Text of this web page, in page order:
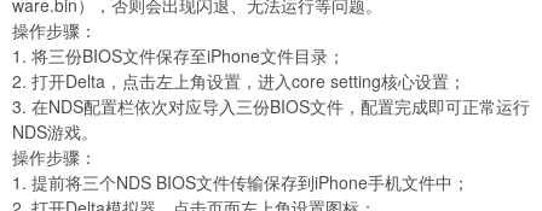
ware.bin），否则会出现闪退、无法运行等问题。
操作步骤：
1. 将三份BIOS文件保存至iPhone文件目录；
2. 打开Delta，点击左上角设置，进入core setting核心设置；
3. 在NDS配置栏依次对应导入三份BIOS文件，配置完成即可正常运行
NDS游戏。
操作步骤：
1. 提前将三个NDS BIOS文件传输保存到iPhone手机文件中；